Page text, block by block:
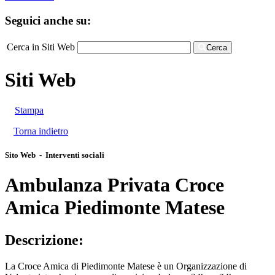
Seguici anche su:
Cerca in Siti Web Cerca
Siti Web
Stampa
Torna indietro
Sito Web - Interventi sociali
Ambulanza Privata Croce
Amica Piedimonte Matese
Descrizione:
La Croce Amica di Piedimonte Matese è un Organizzazione di